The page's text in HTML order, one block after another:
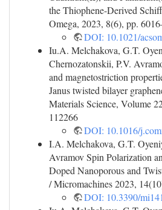
the Thiophene-Derived
Omega, 2023, 8(6), pp.
DOI: 10.1021/
Iu.A. Melchakova, G.T.
Chernozatonskii, P.V.
and magnetostriction
Janus twisted bilayer
Materials Science, Volume
112266
DOI: 10.1016/
I.A. Melchakova, G.T.
Avramov Spin Polarization
Doped Nanoporous and
/ Micromachines 2023,
DOI: 10.3390/